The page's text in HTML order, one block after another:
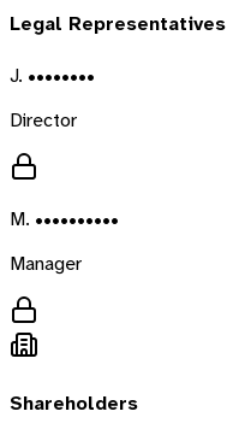
Legal Representatives
J. ••••••••
Director
M. ••••••••••
Manager
Shareholders